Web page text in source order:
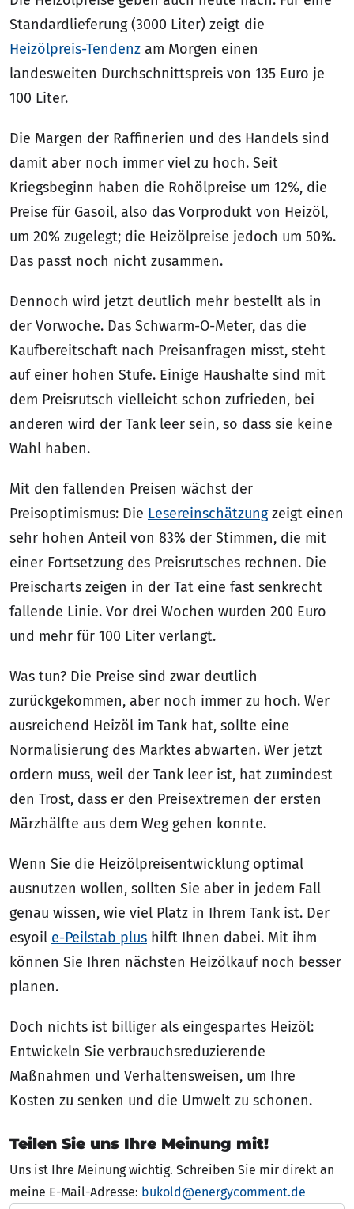
Standardlieferung (3000 Liter) zeigt die
Heizölpreis-Tendenz am Morgen einen
landesweiten Durchschnittspreis von 135 Euro je
100 Liter.
Die Margen der Raffinerien und des Handels sind
damit aber noch immer viel zu hoch. Seit
Kriegsbeginn haben die Rohölpreise um 12%, die
Preise für Gasoil, also das Vorprodukt von Heizöl,
um 20% zugelegt; die Heizölpreise jedoch um 50%.
Das passt noch nicht zusammen.
Dennoch wird jetzt deutlich mehr bestellt als in
der Vorwoche. Das Schwarm-O-Meter, das die
Kaufbereitschaft nach Preisanfragen misst, steht
auf einer hohen Stufe. Einige Haushalte sind mit
dem Preisrutsch vielleicht schon zufrieden, bei
anderen wird der Tank leer sein, so dass sie keine
Wahl haben.
Mit den fallenden Preisen wächst der
Preisoptimismus: Die Lesereinschätzungzeigt einen
sehr hohen Anteil von 83% der Stimmen, die mit
einer Fortsetzung des Preisrutsches rechnen. Die
Preischarts zeigen in der Tat eine fast senkrecht
fallende Linie. Vor drei Wochen wurden 200 Euro
und mehr für 100 Liter verlangt.
Was tun? Die Preise sind zwar deutlich
zurückgekommen, aber noch immer zu hoch. Wer
ausreichend Heizöl im Tank hat, sollte eine
Normalisierung des Marktes abwarten. Wer jetzt
ordern muss, weil der Tank leer ist, hat zumindest
den Trost, dass er den Preisextremen der ersten
Märzhälfte aus dem Weg gehen konnte.
Wenn Sie die Heizölpreisentwicklung optimal
ausnutzen wollen, sollten Sie aber in jedem Fall
genau wissen, wie viel Platz in Ihrem Tank ist. Der
esyoil e-Peilstab plus hilft Ihnen dabei. Mit ihm
können Sie Ihren nächsten Heizölkauf noch besser
planen.
Doch nichts ist billiger als eingespartes Heizöl:
Entwickeln Sie verbrauchsreduzierende
Maßnahmen und Verhaltensweisen, um Ihre
Kosten zu senken und die Umwelt zu schonen.
Teilen Sie uns Ihre Meinung mit!
Uns ist Ihre Meinung wichtig. Schreiben Sie mir direkt an
meine E-Mail-Adresse: bukold@energycomment.de